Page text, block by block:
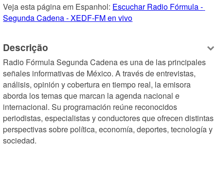
Veja esta página em Espanhol: Escuchar Radio Fórmula -
Segunda Cadena - XEDF-FM en vivo
Descrição
Radio Fórmula Segunda Cadena es una de las principales
señales informativas de México. A través de entrevistas,
análisis, opinión y cobertura en tiempo real, la emisora
aborda los temas que marcan la agenda nacional e
internacional. Su programación reúne reconocidos
periodistas, especialistas y conductores que ofrecen distintas
perspectivas sobre política, economía, deportes, tecnología y
sociedad.